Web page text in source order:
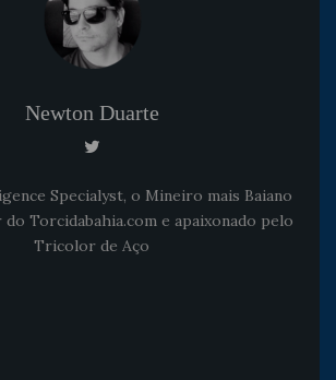
Newton Duarte
Specialyst, o Mineiro mais Baiano
do Torcidabahia.com e apaixonado pelo
Tricolor de Aço